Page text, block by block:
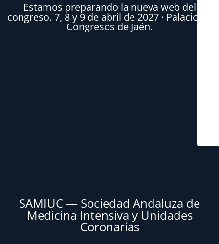
Estamos preparando la nueva web del
congreso. 7, 8 y 9 de abril de 2027 · Palacio de
Congresos de Jaén.
SAMIUC — Sociedad Andaluza de
Medicina Intensiva y Unidades
Coronarias